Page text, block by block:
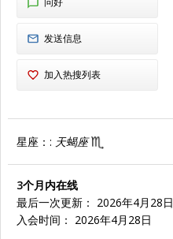
发送信息
加入热搜列表
星座：: 天蝎座
3个月内在线
最后一次更新： 2026年4月28日
入会时间： 2026年4月28日